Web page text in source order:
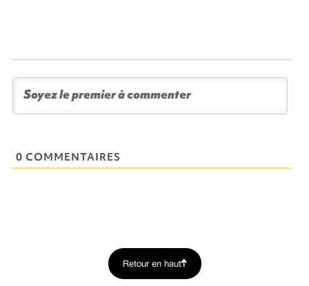
0 COMMENTAIRES
Retour en haut